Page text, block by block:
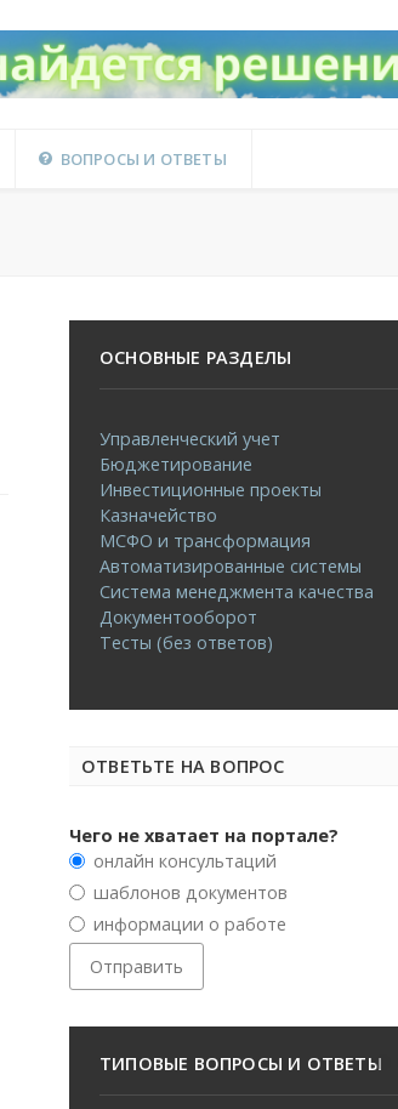
ВОПРОСЫ И ОТВЕТЫ
ОСНОВНЫЕ РАЗДЕЛЫ
Управленческий учет
Бюджетирование
Инвестиционные проекты
Казначейство
МСФО и трансформация
Автоматизированные системы
Система менеджмента качества
Документооборот
Тесты (без ответов)
ОТВЕТЬТЕ НА ВОПРОС
Чего не хватает на портале?
онлайн консультаций
шаблонов документов
информации о работе
ТИПОВЫЕ ВОПРОСЫ И ОТВЕТЫ